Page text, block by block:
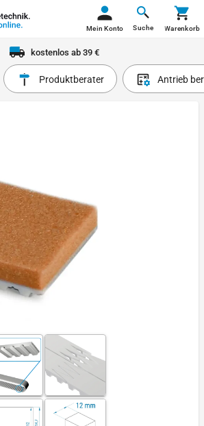
Suche
Mein Konto Warenkorb
kostenlos ab 39 €
Produktberater Antrieb